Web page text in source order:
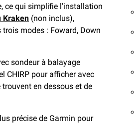
ce qui simplifie l’installation
Kraken (non inclus),
trois modes : Foward, Down
sondeur à balayage
CHIRP pour afficher avec
en dessous et de
précise de Garmin pour